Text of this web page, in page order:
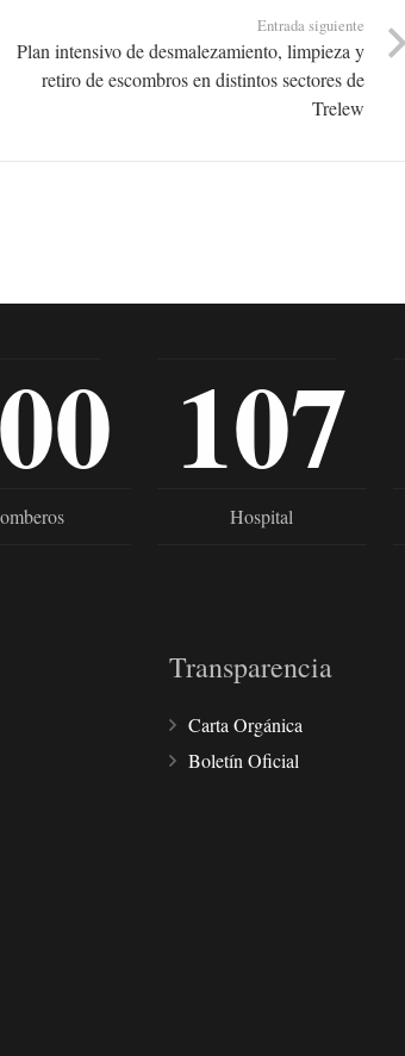
Entrada siguiente
Plan intensivo de desmalezamiento, limpieza y
retiro de escombros en distintos sectores de
Trelew
107
Hospital
Transparencia
Carta Orgánica
Boletín Oficial